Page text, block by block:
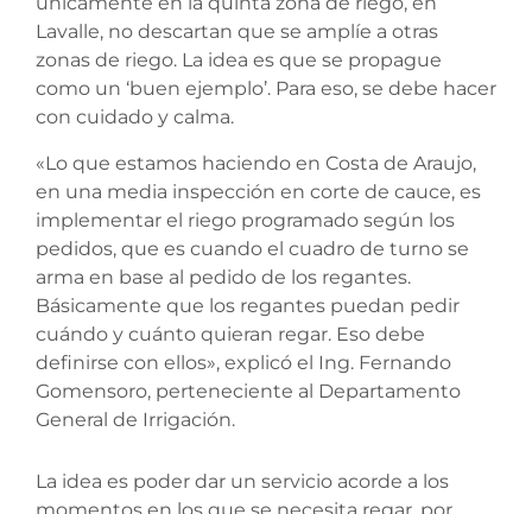
Lavalle, no descartan que se amplíe a otras
zonas de riego. La idea es que se propague
como un ‘buen ejemplo’. Para eso, se debe hacer
con cuidado y calma.
«Lo que estamos haciendo en Costa de Araujo,
en una media inspección en corte de cauce, es
implementar el riego programado según los
pedidos, que es cuando el cuadro de turno se
arma en base al pedido de los regantes.
Básicamente que los regantes puedan pedir
cuándo y cuánto quieran regar. Eso debe
definirse con ellos», explicó el Ing. Fernando
Gomensoro, perteneciente al Departamento
General de Irrigación.
La idea es poder dar un servicio acorde a los